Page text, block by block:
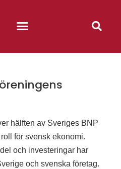
hälften av Sveriges BNP
för svensk ekonomi.
och investeringar har
och svenska företag.